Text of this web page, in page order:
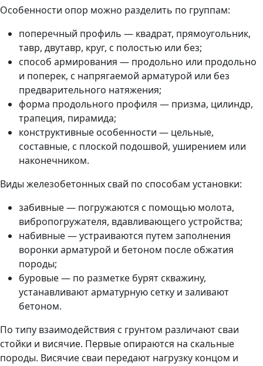
Особенности опор можно разделить по группам:
поперечный профиль — квадрат, прямоугольник,
тавр, двутавр, круг, с полостью или без;
способ армирования — продольно или продольно
и поперек, с напрягаемой арматурой или без
предварительного натяжения;
форма продольного профиля — призма, цилиндр,
трапеция, пирамида;
конструктивные особенности — цельные,
составные, с плоской подошвой, уширением или
наконечником.
Виды железобетонных свай по способам установки:
забивные — погружаются с помощью молота,
вибропогружателя, вдавливающего устройства;
набивные — устраиваются путем заполнения
воронки арматурой и бетоном после обжатия
породы;
буровые — по разметке бурят скважину,
устанавливают арматурную сетку и заливают
бетоном.
По типу взаимодействия с грунтом различают сваи
стойки и висячие. Первые опираются на скальные
породы. Висячие сваи передают нагрузку концом и